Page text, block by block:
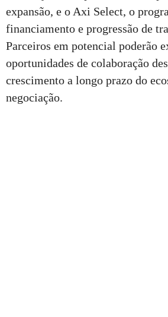
expansão, e o Axi Select, o
financiamento e progressão de
Parceiros em potencial poderão
oportunidades de colaboração
crescimento a longo prazo do
negociação.